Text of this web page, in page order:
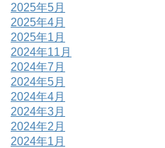
2025年5月
2025年4月
2025年1月
2024年11月
2024年7月
2024年5月
2024年4月
2024年3月
2024年2月
2024年1月